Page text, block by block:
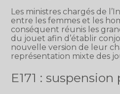
Les ministres chargés de
entre les femmes et les
conséquent réunis les
du jouet afin d’établir
nouvelle version de leur
représentation mixte des
E171 :